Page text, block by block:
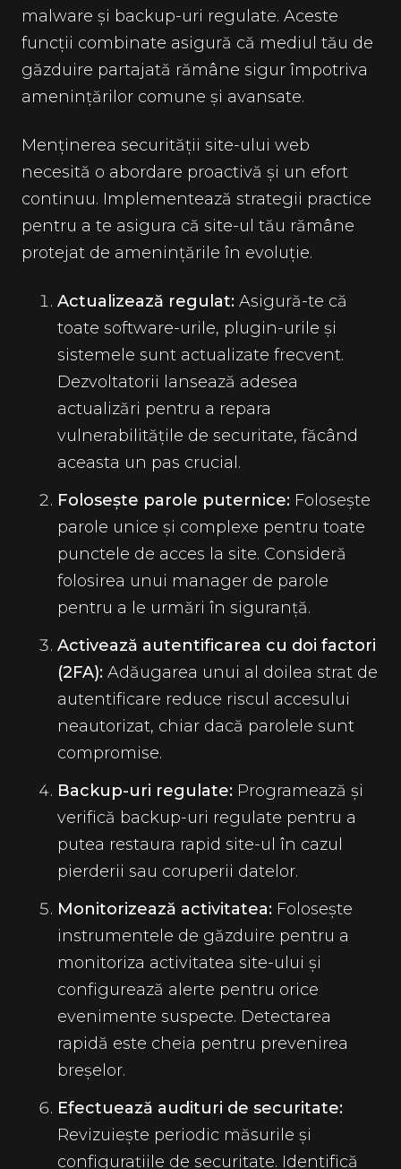
malware și backup-uri regulate. Aceste
funcții combinate asigură că mediul tău de
găzduire partajată rămâne sigur împotriva
amenințărilor comune și avansate.
Menținerea securității site-ului web
necesită o abordare proactivă și un efort
continuu. Implementează strategii practice
pentru a te asigura că site-ul tău rămâne
protejat de amenințările în evoluție.
Actualizează regulat: Asigură-te că
toate software-urile, plugin-urile și
sistemele sunt actualizate frecvent.
Dezvoltatorii lansează adesea
actualizări pentru a repara
vulnerabilitățile de securitate, făcând
aceasta un pas crucial.
Folosește parole puternice: Folosește
parole unice și complexe pentru toate
punctele de acces la site. Consideră
folosirea unui manager de parole
pentru a le urmări în siguranță.
Activează autentificarea cu doi factori
(2FA): Adăugarea unui al doilea strat de
autentificare reduce riscul accesului
neautorizat, chiar dacă parolele sunt
compromise.
Backup-uri regulate: Programează și
verifică backup-uri regulate pentru a
putea restaura rapid site-ul în cazul
pierderii sau coruperii datelor.
Monitorizează activitatea: Folosește
instrumentele de găzduire pentru a
monitoriza activitatea site-ului și
configurează alerte pentru orice
evenimente suspecte. Detectarea
rapidă este cheia pentru prevenirea
breșelor.
Efectuează audituri de securitate:
Revizuiește periodic măsurile și
configurațiile de securitate. Identifică